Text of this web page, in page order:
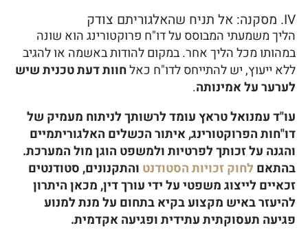
IV. מסקנה: אל תניח שהאלגוריתם צודק
הליך משמעתי המבוסס על דו"ח פרוקטורינג הוא שונה
במהותו מכל הליך אחר. במקום להודות באשמה או להגיב
ללא ייעוץ, יש להתייחס לדו"ח כאלחוות דעת טכנית שיש
לערער על אמינותה.
עו"ד עמנואל טראץ עומד לרשותך לניתוח מעמיק של
דו"חות הפרוקטורינג, איתור הכשלים האלגוריתמיים
והגנה על זכותך לפרטיות ולמשפט הוגן מול המערכת.
בהתאם לחוק זכויות הסטודנט והתקנונים, סטודנטים
זכאיים לייצוג משפטי על ידי עורך דין, מכאן היתרון
להיעזר באיש מקצוע בקיא בתחום על מנת למנוע
פגיעה תעסוקתית עתידית ופגיעה אקדמית.